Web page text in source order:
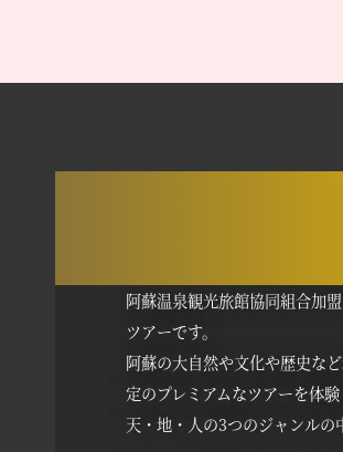
阿蘇温泉観光旅館協同組合加
ツアーです。
阿蘇の大自然や文化や歴史な
定のプレミアムなツアーを体
天・地・人の3つのジャンル